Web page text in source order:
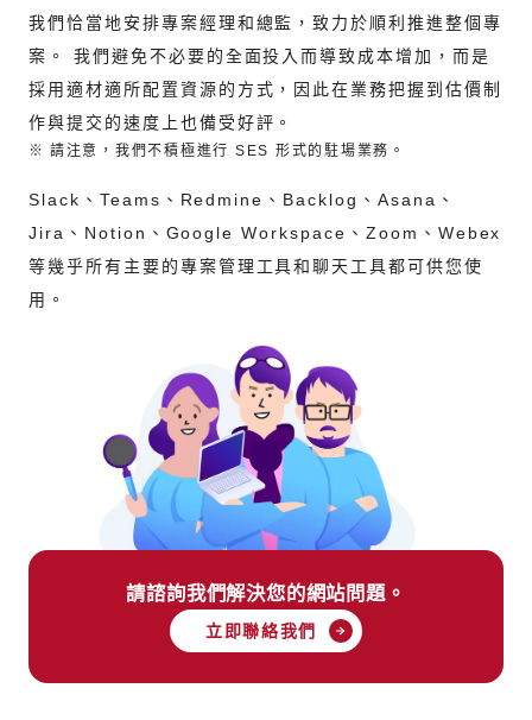
我們恰當地安排專案經理和總監，致力於順利推進整個專
案。 我們避免不必要的全面投入而導致成本增加，而是
採用適材適所配置資源的方式，因此在業務把握到估價制
作與提交的速度上也備受好評。
※ 請注意，我們不積極進行 SES 形式的駐場業務。
Slack、Teams、Redmine、Backlog、Asana、
Jira、Notion、Google Workspace、Zoom、Webex
等幾乎所有主要的專案管理工具和聊天工具都可供您使
用。
請諮詢我們解決您的網站問題。
立即聯絡我們